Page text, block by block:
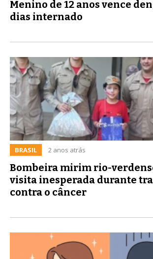
Menino de 12 anos vence
dias internado
BRASIL 2 anos atrás
Bombeira mirim rio-
visita inesperada durante
contra o câncer